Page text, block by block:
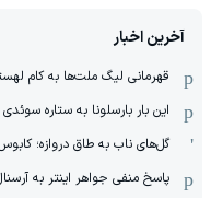
آخرین اخبار
قهرمانی لیگ ملت‌ها به کام
این بار بارسلونا به ستاره
گل‌های ناب به طاق دروازه؛
پاسخ منفی جواهر اینتر به